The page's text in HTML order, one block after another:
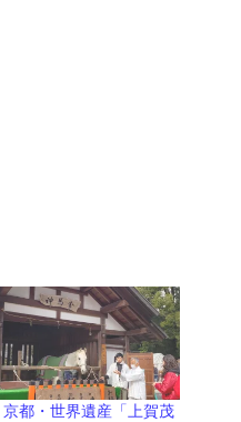
京都・世界遺産「上賀茂